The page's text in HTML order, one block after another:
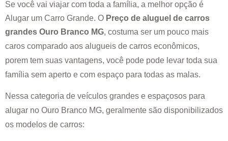
Se você vai viajar com toda a família, a melhor opção é
Alugar um Carro Grande. O Preço de aluguel de carros
grandes Ouro Branco MG, costuma ser um pouco mais
caros comparado aos alugueis de carros econômicos,
porem tem suas vantagens, você pode pode levar toda sua
família sem aperto e com espaço para todas as malas.
Nessa categoria de veículos grandes e espaçosos para
alugar no Ouro Branco MG, geralmente são disponibilizados
os modelos de carros: